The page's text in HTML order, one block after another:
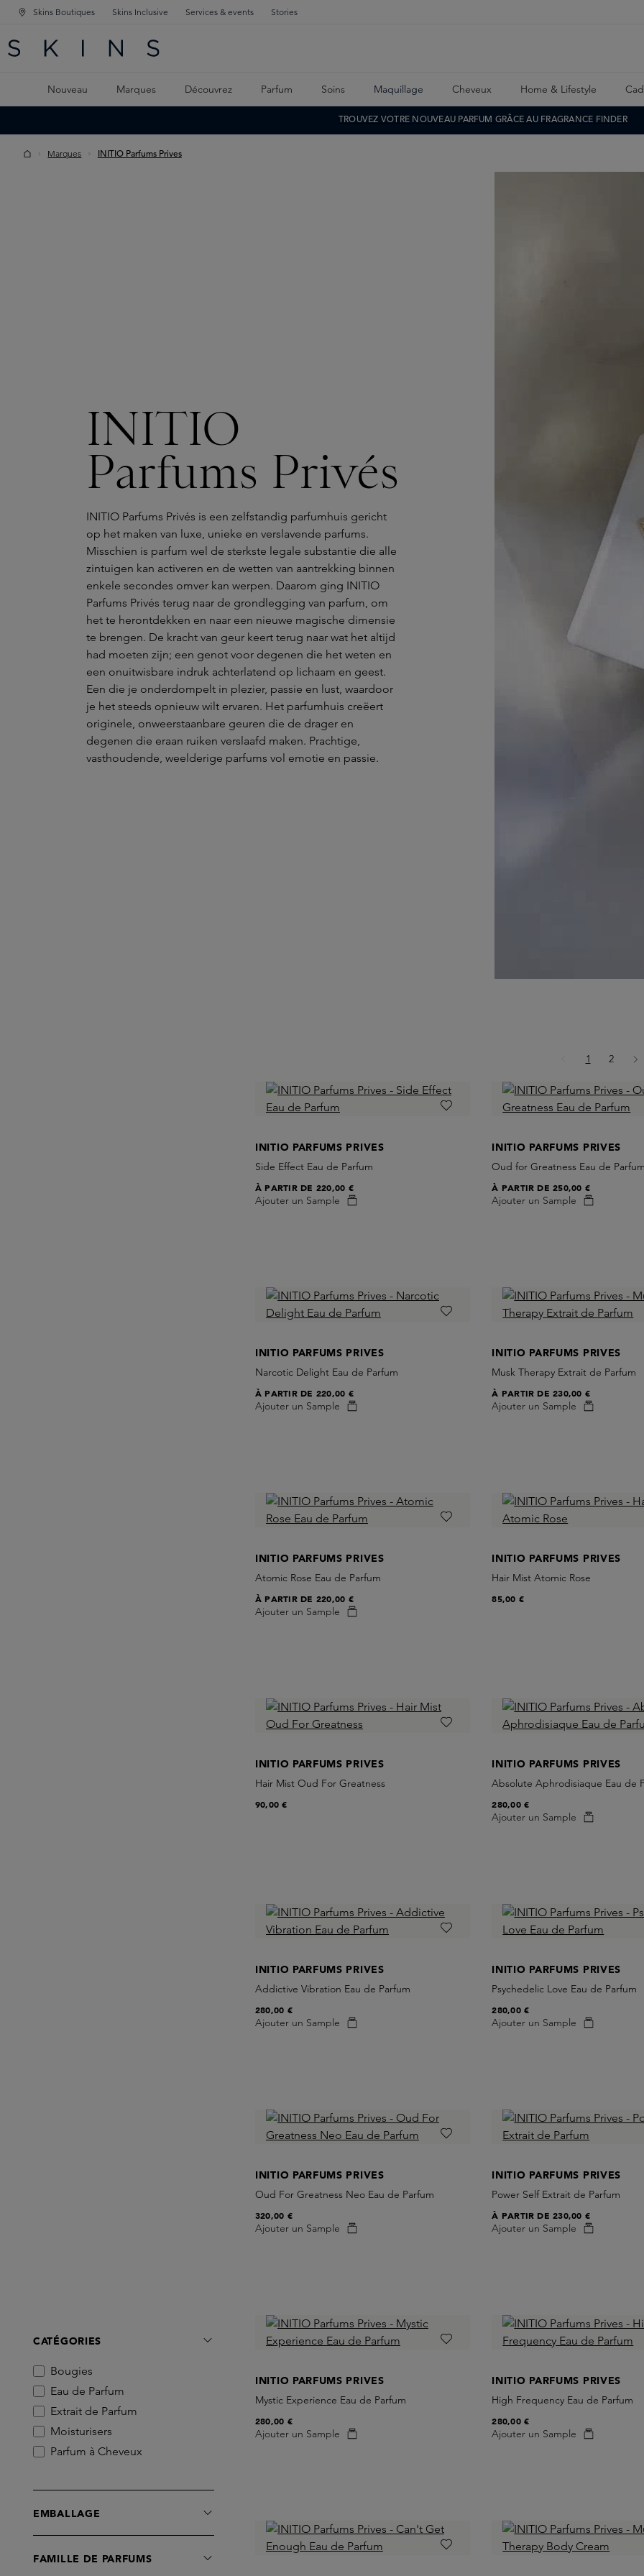
PRINCIPALE
CONTENU PRINCIPAL
Skins Boutiques Skins Inclusive Services & events Stories
Nouveau Marques Découvrez Parfum Soins Maquillage Cheveux Home & Lifestyle
TROUVEZ VOTRE NOUVEAU PARFUM GRÂCE AU FRAGRANCE FINDER
Marques INITIO Parfums Prives
INITIO
Parfums Privés
INITIO Parfums Privés is een zelfstandig parfumhuis gericht
op het maken van luxe, unieke en verslavende parfums.
Misschien is parfum wel de sterkste legale substantie die alle
zintuigen kan activeren en de wetten van aantrekking binnen
enkele secondes omver kan werpen. Daarom ging INITIO
Parfums Privés terug naar de grondlegging van parfum, om
het te herontdekken en naar een nieuwe magische dimensie
te brengen. De kracht van geur keert terug naar wat het altijd
had moeten zijn; een genot voor degenen die het weten en
een onuitwisbare indruk achterlatend op lichaam en geest.
Een die je onderdompelt in plezier, passie en lust, waardoor
je het steeds opnieuw wilt ervaren. Het parfumhuis creëert
originele, onweerstaanbare geuren die de drager en
degenen die eraan ruiken verslaafd maken. Prachtige,
vasthoudende, weelderige parfums vol emotie en passie.
CATÉGORIES
Bougies
Eau de Parfum
Extrait de Parfum
Moisturisers
Parfum à Cheveux
EMBALLAGE
FAMILLE DE PARFUMS
Page
1 Page
2
INITIO PARFUMS PRIVES
Side Effect Eau de Parfum
Ajouter un Sample
À PARTIR DE 220,00 €
INITIO PARFUMS PRIVES
Oud for Greatness Eau de Parfum
Ajouter un Sample
À PARTIR DE250,00 €
INITIO PARFUMS PRIVES
Narcotic Delight Eau de Parfum
Ajouter un Sample
À PARTIR DE 220,00 €
INITIO PARFUMS PRIVES
Musk Therapy Extrait de Parfum
Ajouter un Sample
À PARTIR DE230,00 €
INITIO PARFUMS PRIVES
Atomic Rose Eau de Parfum
Ajouter un Sample
À PARTIR DE 220,00 €
INITIO PARFUMS PRIVES
Hair Mist Atomic Rose
85,00 €
INITIO PARFUMS PRIVES
Hair Mist Oud For Greatness
90,00 €
INITIO PARFUMS PRIVES
Absolute Aphrodisiaque Eau de
Ajouter un Sample
280,00 €
INITIO PARFUMS PRIVES
Addictive Vibration Eau de Parfum
Ajouter un Sample
280,00 €
INITIO PARFUMS PRIVES
Psychedelic Love Eau de Parfum
Ajouter un Sample
280,00 €
INITIO PARFUMS PRIVES
Oud For Greatness Neo Eau de Parfum
Ajouter un Sample
320,00 €
INITIO PARFUMS PRIVES
Power Self Extrait de Parfum
Ajouter un Sample
À PARTIR DE230,00 €
INITIO PARFUMS PRIVES
Mystic Experience Eau de Parfum
Ajouter un Sample
280,00 €
INITIO PARFUMS PRIVES
High Frequency Eau de Parfum
Ajouter un Sample
280,00 €